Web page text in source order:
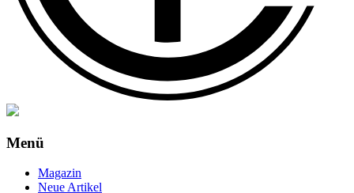
Menü
Magazin
Neue Artikel